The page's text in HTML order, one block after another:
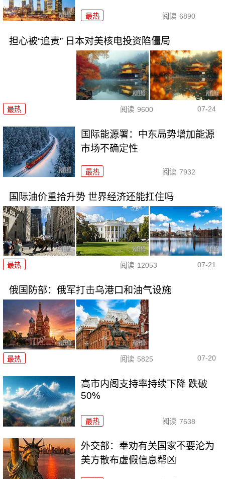
最热 阅读 6890
担心被“追责” 日本对美核电投资陷僵局
最热 阅读 9600 07-24
国际能源署：中东局势增加能源
市场不确定性
最热 阅读 7932
国际油价重拾升势 世界经济还能扛住吗
最热 阅读 12053 07-21
俄国防部：俄军打击乌港口和油气设施
最热 阅读 5825 07-20
高市内阁支持率持续下降 跌破
50%
最热 阅读 7638
外交部：奉劝有关国家不要沦为
美方散布虚假信息帮凶